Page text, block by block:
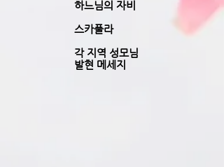
하느님의 자비
스카풀라
각 지역 성모님
발현 메세지